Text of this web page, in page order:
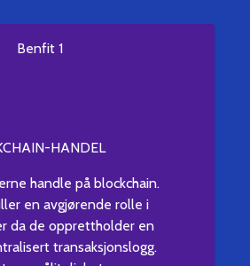
HANDEL
handle på blockchain.
en avgjørende rolle i
da de opprettholder en
transaksjonslogg.